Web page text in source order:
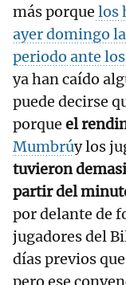
más porque los
ayer domingo
periodo ante
ya han caído
puede decirse
porque el
Mumbrúy los
tuvieron
partir del
por delante de
jugadores del
días previos